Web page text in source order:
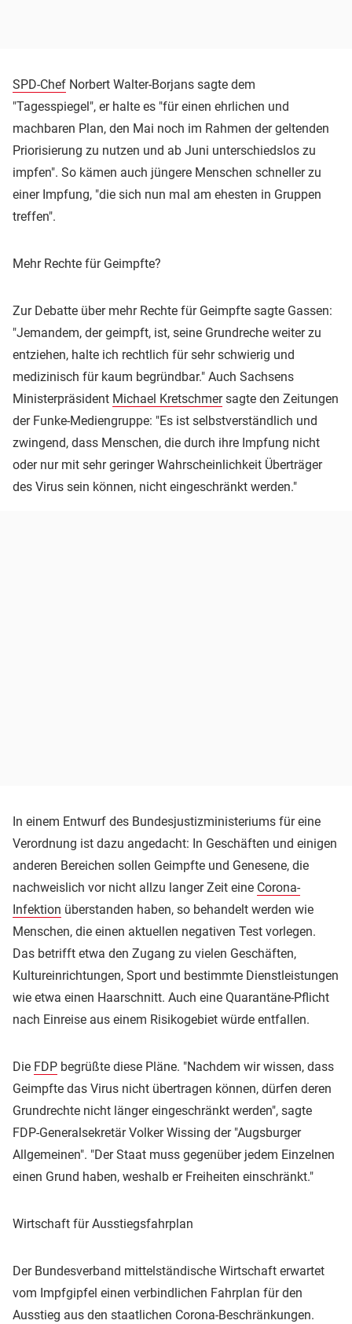
SPD-Chef Norbert Walter-Borjans sagte dem
"Tagesspiegel", er halte es "für einen ehrlichen und
machbaren Plan, den Mai noch im Rahmen der geltenden
Priorisierung zu nutzen und ab Juni unterschiedslos zu
impfen". So kämen auch jüngere Menschen schneller zu
einer Impfung, "die sich nun mal am ehesten in Gruppen
treffen".
Mehr Rechte für Geimpfte?
Zur Debatte über mehr Rechte für Geimpfte sagte Gassen:
"Jemandem, der geimpft, ist, seine Grundreche weiter zu
entziehen, halte ich rechtlich für sehr schwierig und
medizinisch für kaum begründbar." Auch Sachsens
Ministerpräsident Michael Kretschmersagte den Zeitungen
der Funke-Mediengruppe: "Es ist selbstverständlich und
zwingend, dass Menschen, die durch ihre Impfung nicht
oder nur mit sehr geringer Wahrscheinlichkeit Überträger
des Virus sein können, nicht eingeschränkt werden."
In einem Entwurf des Bundesjustizministeriums für eine
Verordnung ist dazu angedacht: In Geschäften und einigen
anderen Bereichen sollen Geimpfte und Genesene, die
nachweislich vor nicht allzu langer Zeit eine Corona-
Infektion überstanden haben, so behandelt werden wie
Menschen, die einen aktuellen negativen Test vorlegen.
Das betrifft etwa den Zugang zu vielen Geschäften,
Kultureinrichtungen, Sport und bestimmte Dienstleistungen
wie etwa einen Haarschnitt. Auch eine Quarantäne-Pflicht
nach Einreise aus einem Risikogebiet würde entfallen.
Die FDP begrüßte diese Pläne. "Nachdem wir wissen, dass
Geimpfte das Virus nicht übertragen können, dürfen deren
Grundrechte nicht länger eingeschränkt werden", sagte
FDP-Generalsekretär Volker Wissing der "Augsburger
Allgemeinen". "Der Staat muss gegenüber jedem Einzelnen
einen Grund haben, weshalb er Freiheiten einschränkt."
Wirtschaft für Ausstiegsfahrplan
Der Bundesverband mittelständische Wirtschaft erwartet
vom Impfgipfel einen verbindlichen Fahrplan für den
Ausstieg aus den staatlichen Corona-Beschränkungen.